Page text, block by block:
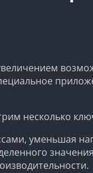
несколько
уменьшая